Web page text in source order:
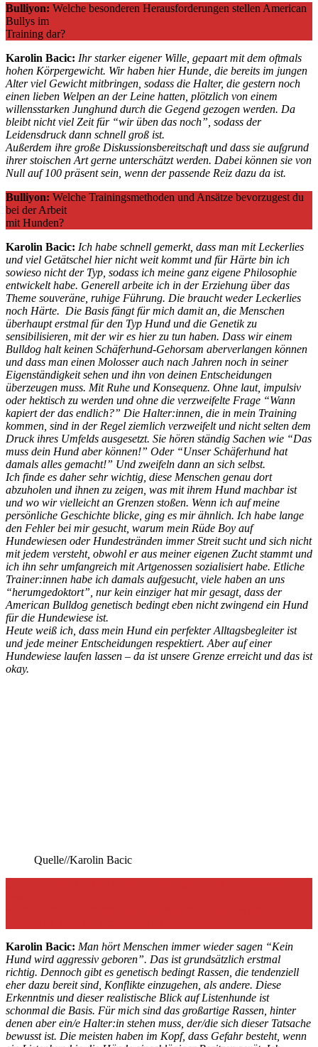
Bulliyon: Welche besonderen Herausforderungen stellen American
Bullys im
Training dar?
Karolin Bacic: Ihr starker eigener Wille, gepaart mit dem oftmals
hohen Körpergewicht. Wir haben hier Hunde, die bereits im jungen
Alter viel Gewicht mitbringen, sodass die Halter, die gestern noch
einen lieben Welpen an der Leine hatten, plötzlich von einem
willensstarken Junghund durch die Gegend gezogen werden. Da
bleibt nicht viel Zeit für “wir üben das noch”, sodass der
Leidensdruck dann schnell groß ist.
Außerdem ihre große Diskussionsbereitschaft und dass sie aufgrund
ihrer stoischen Art gerne unterschätzt werden. Dabei können sie von
Null auf 100 präsent sein, wenn der passende Reiz dazu da ist.
Bulliyon: Welche Trainingsmethoden und Ansätze bevorzugest du
bei der Arbeit
mit Hunden?
Karolin Bacic: Ich habe schnell gemerkt, dass man mit Leckerlies
und viel Getätschel hier nicht weit kommt und für Härte bin ich
sowieso nicht der Typ, sodass ich meine ganz eigene Philosophie
entwickelt habe. Generell arbeite ich in der Erziehung über das
Theme souveräne, ruhige Führung. Die braucht weder Leckerlies
noch Härte. Die Basis fängt für mich damit an, die Menschen
überhaupt erstmal für den Typ Hund und die Genetik zu
sensibilisieren, mit der wir es hier zu tun haben. Dass wir einem
Bulldog halt keinen Schäferhund-Gehorsam aberverlangen können
und dass man einen Molosser auch nach Jahren noch in seiner
Eigenständigkeit sehen und ihn von deinen Entscheidungen
überzeugen muss. Mit Ruhe und Konsequenz. Ohne laut, impulsiv
oder hektisch zu werden und ohne die verzweifelte Frage “Wann
kapiert der das endlich?” Die Halter:innen, die in mein Training
kommen, sind in der Regel ziemlich verzweifelt und nicht selten dem
Druck ihres Umfelds ausgesetzt. Sie hören ständig Sachen wie “Das
muss dein Hund aber können!” Oder “Unser Schäferhund hat
damals alles gemacht!” Und zweifeln dann an sich selbst.
Ich finde es daher sehr wichtig, diese Menschen genau dort
abzuholen und ihnen zu zeigen, was mit ihrem Hund machbar ist
und wo wir vielleicht an Grenzen stoßen. Wenn ich auf meine
persönliche Geschichte blicke, ging es mir ähnlich. Ich habe lange
den Fehler bei mir gesucht, warum mein Rüde Boy auf
Hundewiesen oder Hundestränden immer Streit sucht und sich nicht
mit jedem versteht, obwohl er aus meiner eigenen Zucht stammt und
ich ihn sehr umfangreich mit Artgenossen sozialisiert habe. Etliche
Trainer:innen habe ich damals aufgesucht, viele haben an uns
“herumgedoktort”, nur kein einziger hat mir gesagt, dass der
American Bulldog genetisch bedingt eben nicht zwingend ein Hund
für die Hundewiese ist.
Heute weiß ich, dass mein Hund ein perfekter Alltagsbegleiter ist
und jede meiner Entscheidungen respektiert. Aber auf einer
Hundewiese laufen lassen – da ist unsere Grenze erreicht und das ist
okay.
Quelle//Karolin Bacic
Karolin Bacic: Man hört Menschen immer wieder sagen “Kein
Hund wird aggressiv geboren”. Das ist grundsätzlich erstmal
richtig. Dennoch gibt es genetisch bedingt Rassen, die tendenziell
eher dazu bereit sind, Konflikte einzugehen, als andere. Diese
Erkenntnis und dieser realistische Blick auf Listenhunde ist
schonmal die Basis. Für mich sind das großartige Rassen, hinter
denen aber ein/e Halter:in stehen muss, der/die sich dieser Tatsache
bewusst ist. Die meisten haben im Kopf, dass Gefahr besteht, wenn